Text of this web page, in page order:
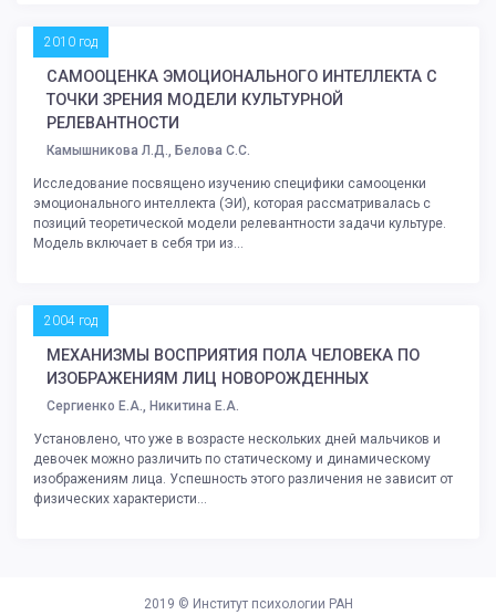
2010 год
САМООЦЕНКА ЭМОЦИОНАЛЬНОГО ИНТЕЛЛЕКТА С
ТОЧКИ ЗРЕНИЯ МОДЕЛИ КУЛЬТУРНОЙ
РЕЛЕВАНТНОСТИ
Камышникова Л.Д., Белова С.С.
Исследование посвящено изучению специфики самооценки
эмоционального интеллекта (ЭИ), которая рассматривалась с
позиций теоретической модели релевантности задачи культуре.
Модель включает в себя три из...
2004 год
МЕХАНИЗМЫ ВОСПРИЯТИЯ ПОЛА ЧЕЛОВЕКА ПО
ИЗОБРАЖЕНИЯМ ЛИЦ НОВОРОЖДЕННЫХ
Сергиенко Е.А., Никитина Е.А.
Установлено, что уже в возрасте нескольких дней мальчиков и
девочек можно различить по статическому и динамическому
изображениям лица. Успешность этого различения не зависит от
физических характеристи...
2019 © Институт психологии РАН